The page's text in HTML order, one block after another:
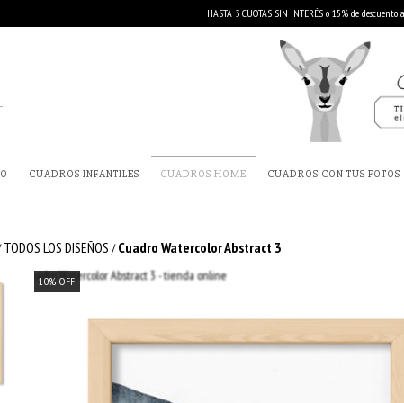
HASTA 3 CUOTAS SIN INTERÉS o 15% de
CUADROS INFANTILES CUADROS HOME CUADROS CON TUS FOTOS
TODOS LOS DISEÑOS / Cuadro Watercolor Abstract 3
10%OFF